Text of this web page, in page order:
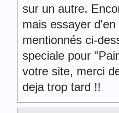
sur un autre.
mais essayer
mentionnés ci-
speciale pour
votre site, merci
deja trop tard !!